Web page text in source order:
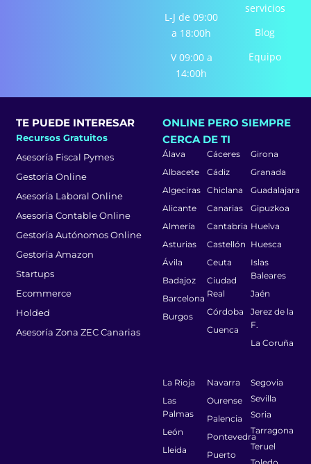
L-J de 09:00
a 18:00h
V 09:00 a
14:00h
servicios
Blog
Equipo
TE PUEDE INTERESAR
Recursos Gratuitos
Asesoría Fiscal Pymes
Gestoría Online
Asesoría Laboral Online
Asesoría Contable Online
Gestoría Autónomos Online
Gestoría Amazon
Startups
Ecommerce
Holded
Asesoría Zona ZEC Canarias
ONLINE PERO SIEMPRE
CERCA DE TI
Álava
Albacete
Algeciras
Alicante
Almería
Asturias
Ávila
Badajoz
Barcelona
Burgos
Cáceres
Cádiz
Chiclana
Canarias
Cantabria
Castellón
Ceuta
Ciudad
Real
Córdoba
Cuenca
Girona
Granada
Guadalajara
Gipuzkoa
Huelva
Huesca
Islas
Baleares
Jaén
Jerez de la
F.
La Coruña
La Rioja
Las
Palmas
León
Lleida
Navarra
Ourense
Palencia
Pontevedra
Puerto
Segovia
Sevilla
Soria
Tarragona
Teruel